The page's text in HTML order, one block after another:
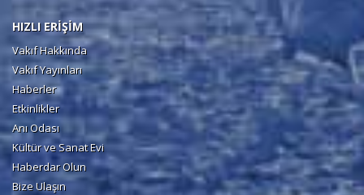
HIZLI ERİŞİM
Vakıf Hakkında
Vakıf Yayınları
Haberler
Etkinlikler
Anı Odası
Kültür ve Sanat Evi
Haberdar Olun
Bize Ulaşın